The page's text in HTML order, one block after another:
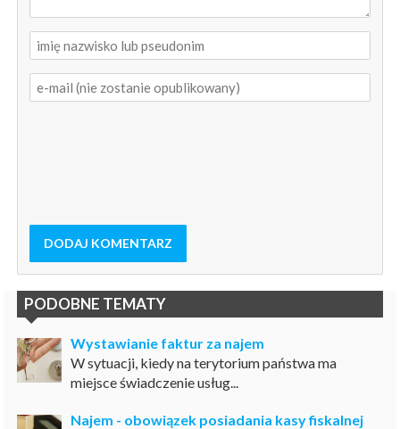
DODAJ KOMENTARZ
PODOBNE TEMATY
Wystawianie faktur za najem
W sytuacji, kiedy na terytorium państwa ma
miejsce świadczenie usług...
Najem - obowiązek posiadania kasy fiskalnej